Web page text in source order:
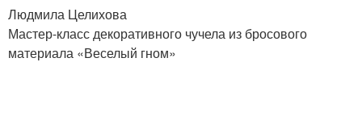
Людмила Целихова
Мастер-класс декоративного чучела из бросового
материала «Веселый гном»